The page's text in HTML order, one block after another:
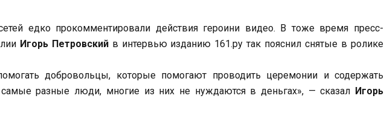
едко прокомментировали действия героини видео. В тоже время пресс-
Игорь Петровскийв интервью изданию 161.ру так пояснил снятые в ролике
добровольцы, которые помогают проводить церемонии и содержать
разные люди, многие из них не нуждаются в деньгах», — сказал Игорь